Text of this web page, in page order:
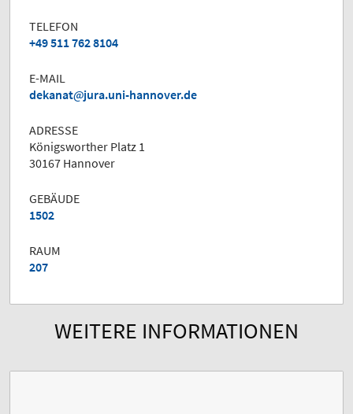
TELEFON
+49 511 762 8104
E-MAIL
dekanat
jura.uni-hannover.de
ADRESSE
Königsworther Platz 1
30167 Hannover
GEBÄUDE
1502
RAUM
207
WEITERE INFORMATIONEN